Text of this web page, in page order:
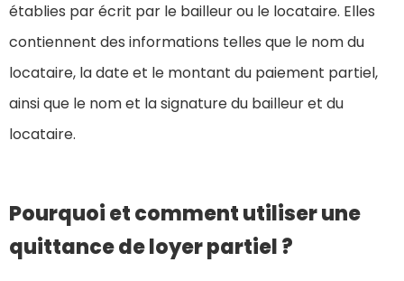
établies par écrit par le bailleur ou le locataire. Elles
contiennent des informations telles que le nom du
locataire, la date et le montant du paiement partiel,
ainsi que le nom et la signature du bailleur et du
locataire.
Pourquoi et comment utiliser une
quittance de loyer partiel ?